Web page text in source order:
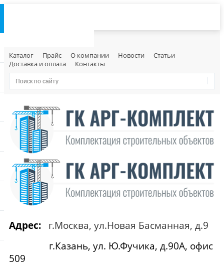
Каталог Прайс О компании Новости
Статьи
Доставка и оплата
Контакты
Адрес:
г.Москва, ул.Новая Басманная, д.9
г.Казань, ул. Ю.Фучика, д.90А, офис
509